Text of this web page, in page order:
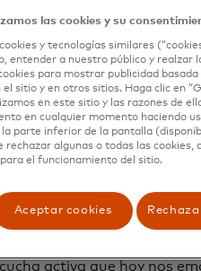
más opciones para
de esta ampliación de red
para que sus
la posibilidad de
interés anual fijo en este
en las Cajitas Nu
anual, mientras que a 7
que ofrecen liquidez 24/7
escuchamos los
y opciones de
activa que hoy nos
las cookies y su
y tecnologías similares
entender a nuestro público y realzar
para mostrar publicidad
el sitio y en otros sitios. Haga clic en
en este sitio y las razones de
en cualquier momento haciendo
la parte inferior de la pantalla
rechazar algunas o todas las
el funcionamiento del sitio.
Aceptar cookies